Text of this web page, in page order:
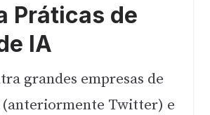
Práticas de
IA
grandes empresas de
(anteriormente Twitter) e